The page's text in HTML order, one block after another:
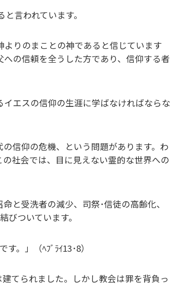
言われています。
りのまことの神であると信じています
の信頼を全うした方であり、信仰する者
イエスの信仰の生涯に学ばなければならな
信仰の危機、という問題があります。わ
社会では、目に見えない霊的な世界への
と受洗者の減少、司祭･信徒の高齢化、
ついています。
。」（ﾍﾌﾞﾗｲ13･8）
てられました。しかし教会は罪を背負っ